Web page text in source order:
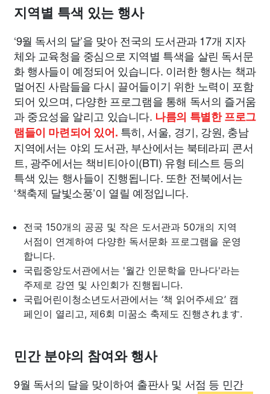
지역별 특색 있는 행사
‘9월 독서의 달’을 맞아 전국의 도서관과 17개 지자
체와 교육청을 중심으로 지역별 특색을 살린 독서문
화 행사들이 예정되어 있습니다. 이러한 행사는 책과
멀어진 사람들을 다시 끌어들이기 위한 노력이 포함
되어 있으며, 다양한 프로그램을 통해 독서의 즐거움
과 중요성을 알리고 있습니다. 나름의 특별한 프로그
램들이 마련되어 있어. 특히, 서울, 경기, 강원, 충남
지역에서는 야외 도서관, 부산에서는 북테라피 콘서
트, 광주에서는 책비티아이(BTI) 유형 테스트 등의
특색 있는 행사들이 진행됩니다. 또한 전북에서는
‘책축제 달빛소풍’이 열릴 예정입니다.
전국 150개의 공공 및 작은 도서관과 50개의 지역
서점이 연계하여 다양한 독서문화 프로그램을 운영
합니다.
국립중앙도서관에서는 '월간 인문학을 만나다'라는
주제로 강연 및 사인회가 진행됩니다.
국립어린이청소년도서관에서는 ‘책 읽어주세요’ 캠
페인이 열리고, 제6회 미꿈소 축제도 진행されます.
민간 분야의 참여와 행사
9월 독서의 달을 맞이하여 출판사 및 서점 등 민간